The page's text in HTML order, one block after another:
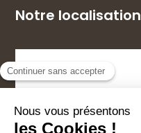
Notre localisation